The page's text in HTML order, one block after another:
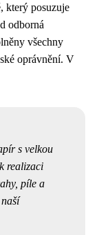
který posuzuje
odborná
všechny
oprávnění. V
s velkou
realizaci
píle a